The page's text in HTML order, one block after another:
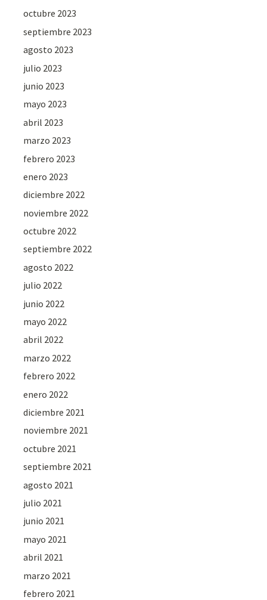
octubre 2023
septiembre 2023
agosto 2023
julio 2023
junio 2023
mayo 2023
abril 2023
marzo 2023
febrero 2023
enero 2023
diciembre 2022
noviembre 2022
octubre 2022
septiembre 2022
agosto 2022
julio 2022
junio 2022
mayo 2022
abril 2022
marzo 2022
febrero 2022
enero 2022
diciembre 2021
noviembre 2021
octubre 2021
septiembre 2021
agosto 2021
julio 2021
junio 2021
mayo 2021
abril 2021
marzo 2021
febrero 2021